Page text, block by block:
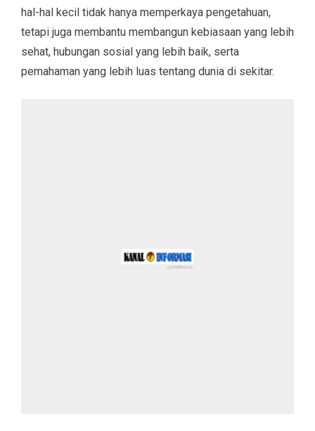
hal-hal kecil tidak hanya memperkaya pengetahuan,
tetapi juga membantu membangun kebiasaan yang lebih
sehat, hubungan sosial yang lebih baik, serta
pemahaman yang lebih luas tentang dunia di sekitar.